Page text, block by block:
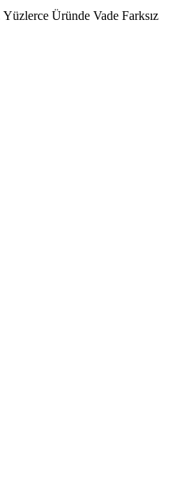
Yüzlerce Üründe Vade Farksız